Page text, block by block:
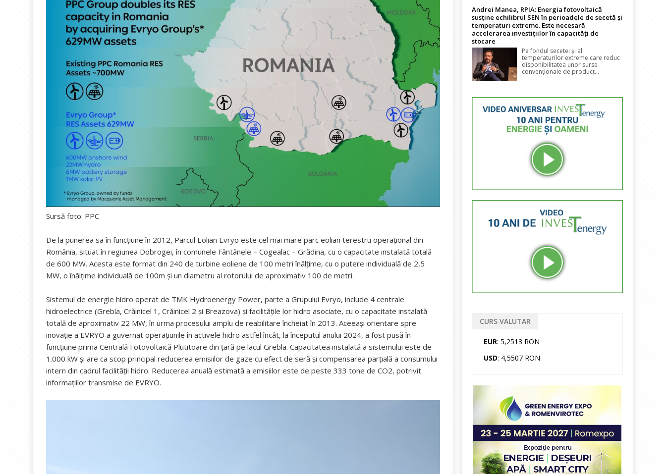
Sursă foto: PPC
De la punerea sa în funcțiune în 2012, Parcul Eolian Evryo este cel mai mare parc eolian terestru operațional din
România, situat în regiunea Dobrogei, în comunele Fântânele – Cogealac – Grădina, cu o capacitate instalată totală
de 600 MW. Acesta este format din 240 de turbine eoliene de 100 metri înălțime, cu o putere individuală de 2,5
MW, o înălțime individuală de 100m și un diametru al rotorului de aproximativ 100 de metri.
Sistemul de energie hidro operat de TMK Hydroenergy Power, parte a Grupului Evryo, include 4 centrale
hidroelectrice (Grebla, Crăinicel 1, Crăinicel 2 și Breazova) și facilitățile lor hidro asociate, cu o capacitate instalată
totală de aproximativ 22 MW, în urma procesului amplu de reabilitare încheiat în 2013. Aceeași orientare spre
inovație a EVRYO a guvernat operațiunile în activele hidro astfel încât, la începutul anului 2024, a fost pusă în
funcțiune prima Centrală Fotovoltaică Plutitoare din țară pe lacul Grebla. Capacitatea instalată a sistemului este de
1.000 kW și are ca scop principal reducerea emisiilor de gaze cu efect de seră și compensarea parțială a consumului
intern din cadrul facilității hidro. Reducerea anuală estimată a emisiilor este de peste 333 tone de CO2, potrivit
informațiilor transmise de EVRYO.
Andrei Manea, RPIA: Energia fotovoltaică
susține echilibrul SEN în perioadele de secetă și
temperaturi extreme. Este necesară
accelerarea investițiilor în capacități de
stocare
Pe fondul secetei și al
temperaturilor extreme care reduc
disponibilitatea unor surse
convenționale de producț...
CURS VALUTAR
EUR: 5,2513 RON
USD: 4,5507 RON